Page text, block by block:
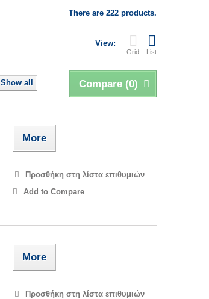
There are 222 products.
View:
Grid List
Compare (0)
Show all
More
Προσθήκη στη λίστα επιθυμιών
Add to Compare
More
Προσθήκη στη λίστα επιθυμιών